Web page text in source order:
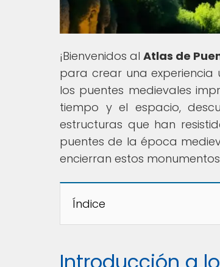
¡Bienvenidos alAtlas de
para crear una experiencia
los puentes medievales
tiempo y el espacio,
estructuras que han
puentes de la época
encierran estos
Índice